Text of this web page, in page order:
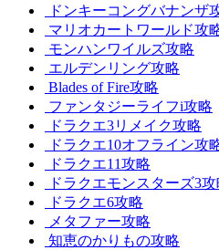
ドンキーコングバナンザ
マリオカートワールド攻
モンハンワイルズ攻略
エルデンリング攻略
Blades of Fire攻略
ファンタジーライフi攻略
ドラクエ3リメイク攻略
ドラクエ10オフライン攻
ドラクエ11攻略
ドラクエモンスターズ3攻
ドラクエ6攻略
メタファー攻略
知恵のかりもの攻略